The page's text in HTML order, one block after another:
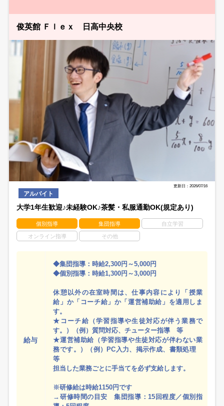
俊英館 Ｆｌｅｘ 日高中央校
更新日：2026/07/16
アルバイト
大学1年生歓迎♪未経験OK♪茶髪・私服通勤OK(規定あり)
個別指導 集団指導 自立学習
オンライン指導 その他
給与
◆集団指導：時給2,300円～5,000円
◆個別指導：時給1,300円～3,000円
休憩以外の在室時間は、仕事内容により「授業
給」か「コーチ給」か「運営補助給」を適用しま
す。
★コーチ給（学習指導や生徒対応が伴う業務で
す。）（例）質問対応、チューター指導 等
★運営補助給（学習指導や生徒対応が伴わない業
務です。）（例）PC入力、掲示作成、書類処理
等
担当した業務ごとに手当てを必ず支給します。
※研修給は時給1150円です
→研修時間の目安 集団指導：15回程度／個別指